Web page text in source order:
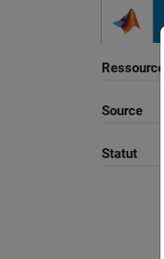
Ressource
Source
Statut